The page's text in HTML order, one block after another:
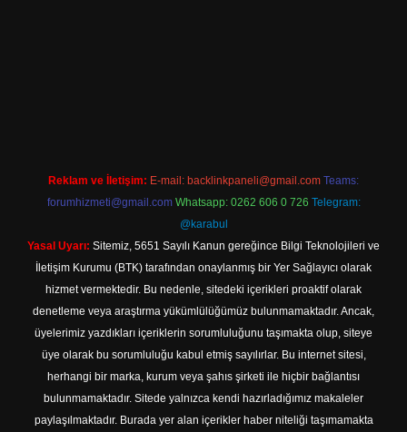
Reklam ve İletişim: E-mail: backlinkpaneli@gmail.com Teams:
forumhizmeti@gmail.com Whatsapp: 0262 606 0 726 Telegram:
@karabul
Yasal Uyarı: Sitemiz, 5651 Sayılı Kanun gereğince Bilgi Teknolojileri ve
İletişim Kurumu (BTK) tarafından onaylanmış bir Yer Sağlayıcı olarak
hizmet vermektedir. Bu nedenle, sitedeki içerikleri proaktif olarak
denetleme veya araştırma yükümlülüğümüz bulunmamaktadır. Ancak,
üyelerimiz yazdıkları içeriklerin sorumluluğunu taşımakta olup, siteye
üye olarak bu sorumluluğu kabul etmiş sayılırlar. Bu internet sitesi,
herhangi bir marka, kurum veya şahıs şirketi ile hiçbir bağlantısı
bulunmamaktadır. Sitede yalnızca kendi hazırladığımız makaleler
paylaşılmaktadır. Burada yer alan içerikler haber niteliği taşımamakta